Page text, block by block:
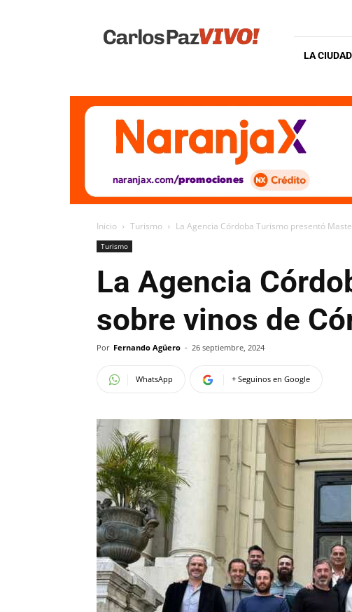
Vivo
LA CIUDAD
Inicio Turismo La Agencia Córdoba Turismo presentó
Turismo
La Agencia
sobre vinos de
Por Fernando Agüero - 26 septiembre, 2024
WhatsApp + Seguinos en Google